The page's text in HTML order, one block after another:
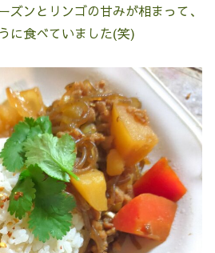
ズンとリンゴの甘みが相まって、
に食べていました(笑)